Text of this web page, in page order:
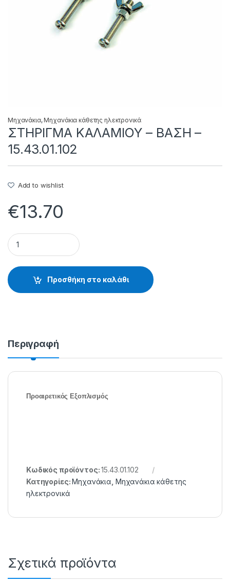
Μηχανάκια,Μηχανάκια κάθετης ηλεκτρονικά
ΣΤΗΡΙΓΜΑ ΚΑΛΑΜΙΟΥ – ΒΑΣΗ –
15.43.01.102
Add to wishlist
€13.70
ΣΤΗΡΙΓΜΑ ΚΑΛΑΜΙΟΥ - ΒΑΣΗ - 15.43.01.102 quantity
Προσθήκη στο καλάθι
Περιγραφή
Προαιρετικός Εξοπλισμός
Κωδικός προϊόντος:15.43.01.102
Κατηγορίες:Μηχανάκια Μηχανάκια κάθετης
ηλεκτρονικά
Σχετικά προϊόντα